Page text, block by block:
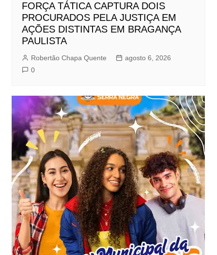
FORÇA TÁTICA CAPTURA DOIS
PROCURADOS PELA JUSTIÇA EM
AÇÕES DISTINTAS EM BRAGANÇA
PAULISTA
Robertão Chapa Quente
agosto 6, 2026
0